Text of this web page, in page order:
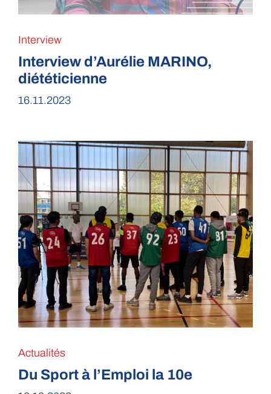
Interview
Interview d’Aurélie MARINO,
diététicienne
16.11.2023
Actualités
Du Sport à l’Emploi la 10e